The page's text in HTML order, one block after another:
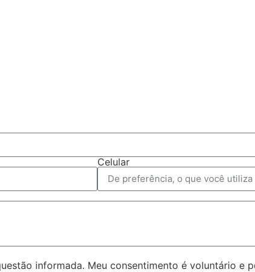
Celular
informada. Meu consentimento é voluntário e